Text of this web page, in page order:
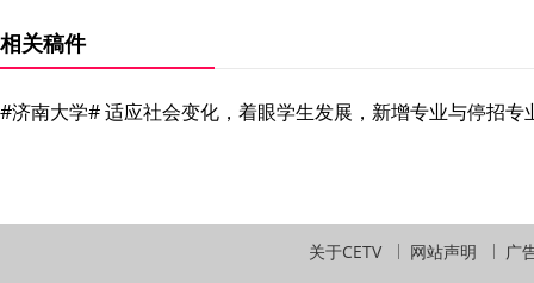
相关稿件
#济南大学# 适应社会变化，着眼学生发展，新增专业与停招专
关于CETV 网站声明 广